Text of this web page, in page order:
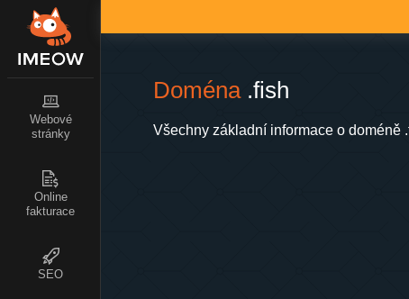
Webové
stránky
Online
fakturace
SEO
Doména.fish
Všechny základní informace o doméně